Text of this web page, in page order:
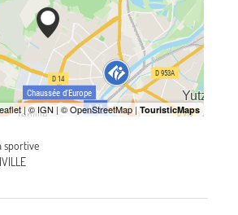
sportive